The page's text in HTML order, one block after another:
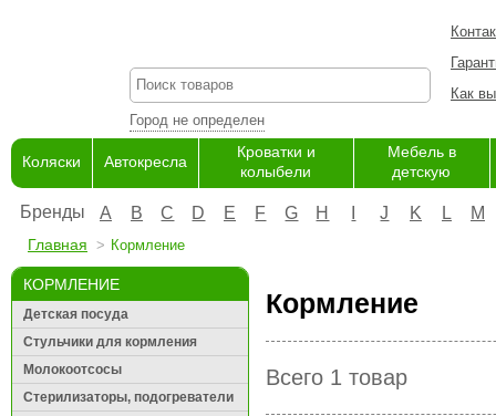
Город не определен
Как
Коляски Автокресла
Кроватки и
колыбели
Мебель в
детскую
Бренды A B C D E F G H J K L M
Главная Кормление
КОРМЛЕНИЕ
Детская посуда
Стульчики для кормления
Молокоотсосы
Стерилизаторы, подогреватели
Кормление
Всего 1 товар